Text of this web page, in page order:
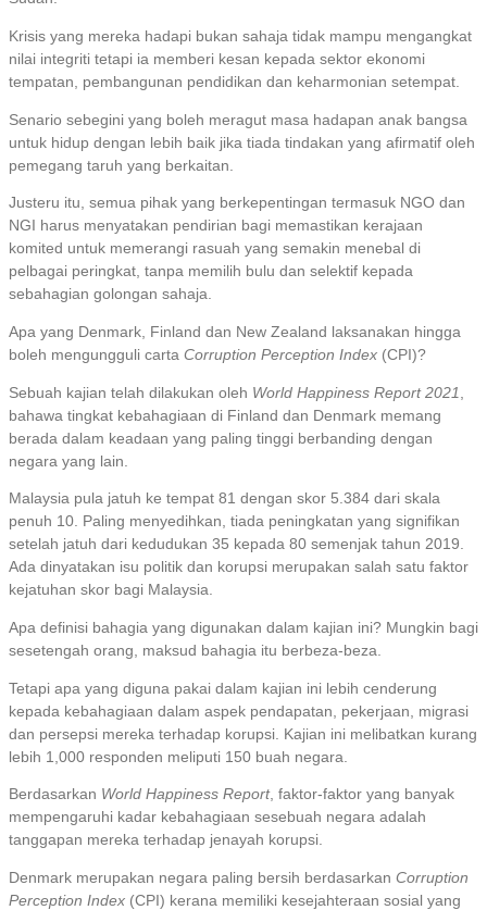
Krisis yang mereka hadapi bukan sahaja tidak mampu mengangkat
nilai integriti tetapi ia memberi kesan kepada sektor ekonomi
tempatan, pembangunan pendidikan dan keharmonian setempat.
Senario sebegini yang boleh meragut masa hadapan anak bangsa
untuk hidup dengan lebih baik jika tiada tindakan yang afirmatif oleh
pemegang taruh yang berkaitan.
Justeru itu, semua pihak yang berkepentingan termasuk NGO dan
NGI harus menyatakan pendirian bagi memastikan kerajaan
komited untuk memerangi rasuah yang semakin menebal di
pelbagai peringkat, tanpa memilih bulu dan selektif kepada
sebahagian golongan sahaja.
Apa yang Denmark, Finland dan New Zealand laksanakan hingga
boleh mengungguli carta Corruption Perception Index (CPI)?
Sebuah kajian telah dilakukan oleh World Happiness Report 2021
bahawa tingkat kebahagiaan di Finland dan Denmark memang
berada dalam keadaan yang paling tinggi berbanding dengan
negara yang lain.
Malaysia pula jatuh ke tempat 81 dengan skor 5.384 dari skala
penuh 10. Paling menyedihkan, tiada peningkatan yang signifikan
setelah jatuh dari kedudukan 35 kepada 80 semenjak tahun 2019.
Ada dinyatakan isu politik dan korupsi merupakan salah satu faktor
kejatuhan skor bagi Malaysia.
Apa definisi bahagia yang digunakan dalam kajian ini? Mungkin bagi
sesetengah orang, maksud bahagia itu berbeza-beza.
Tetapi apa yang diguna pakai dalam kajian ini lebih cenderung
kepada kebahagiaan dalam aspek pendapatan, pekerjaan, migrasi
dan persepsi mereka terhadap korupsi. Kajian ini melibatkan kurang
lebih 1,000 responden meliputi 150 buah negara.
Berdasarkan World Happiness Report, faktor-faktor yang banyak
mempengaruhi kadar kebahagiaan sesebuah negara adalah
tanggapan mereka terhadap jenayah korupsi.
Denmark merupakan negara paling bersih berdasarkan Corruption
Perception Index (CPI) kerana memiliki kesejahteraan sosial yang